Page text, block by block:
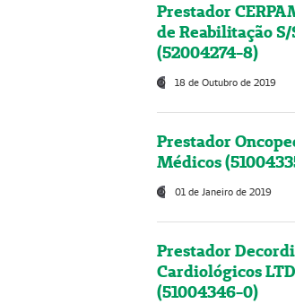
Prestador
de Reabilitação
(52004274-8)
18 de Outubro de 2019
Prestador
Médicos
01 de Janeiro de 2019
Prestador
Cardiológicos
(51004346-0)